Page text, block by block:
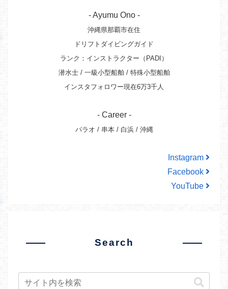
- Ayumu Ono -
沖縄県那覇市在住
ドリフトダイビングガイド
ランク：インストラクター（PADI）
潜水士 / 一級小型船舶 / 特殊小型船舶
インスタフォロワー現在6万3千人
- Career -
パラオ / 串本 / 白浜 / 沖縄
Instagram
Facebook
YouTube
Search